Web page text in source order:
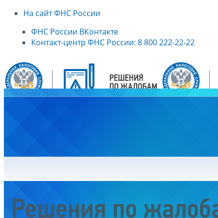
На сайт ФНС России
ФНС России ВКонтакте
Контакт-центр ФНС России: 8 800 222-22-22
Решения по